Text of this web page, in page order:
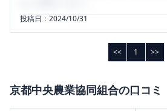
投稿日：2024/10/31
<< 1 >>
京都中央農業協同組合の口コミ